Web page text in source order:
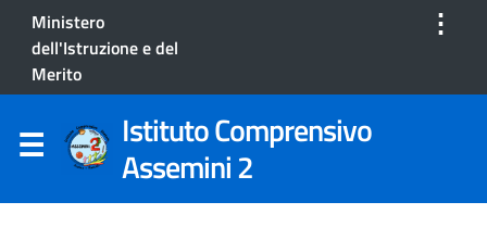
Ministero
dell'Istruzione e del
Merito
⋮
Istituto Comprensivo
Assemini 2